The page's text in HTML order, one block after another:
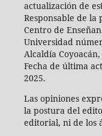
actualización de
Responsable de la
Centro de
Universidad
Alcaldía
Fecha de última
2025.
Las opiniones
la postura del
editorial, ni de los